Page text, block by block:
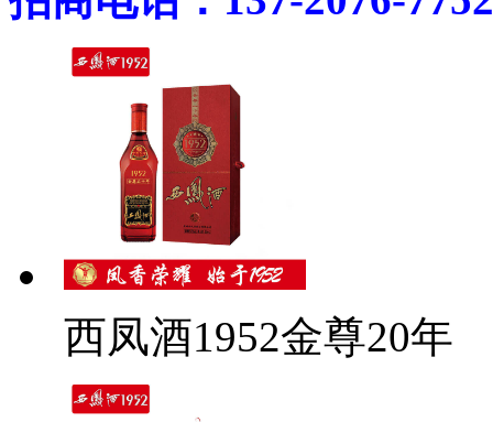
西凤酒1952金尊20年